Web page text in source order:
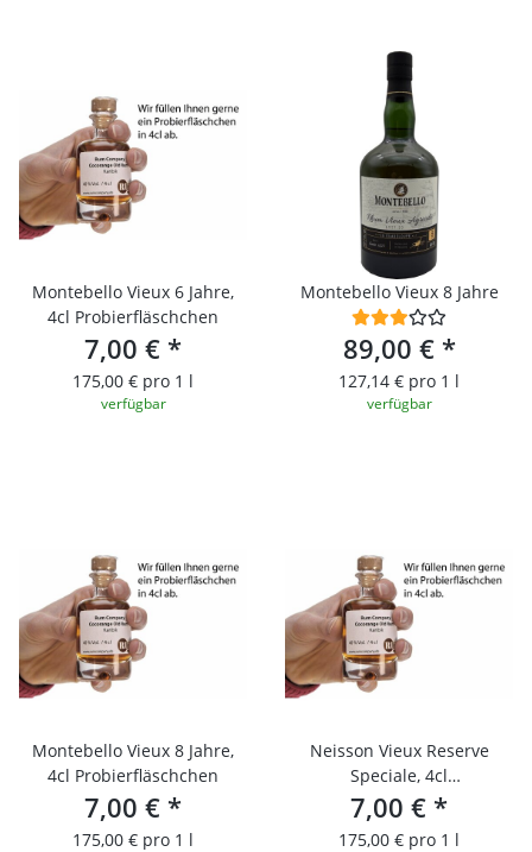
Montebello Vieux 6 Jahre,
4cl Probierfläschchen
7,00 € *
175,00 € pro 1 l
verfügbar
Montebello Vieux 8 Jahre
89,00 € *
127,14 € pro 1 l
verfügbar
Montebello Vieux 8 Jahre,
4cl Probierfläschchen
7,00 € *
175,00 € pro 1 l
Neisson Vieux Reserve
Speciale, 4cl
Probierfläschchen
7,00 € *
175,00 € pro 1 l